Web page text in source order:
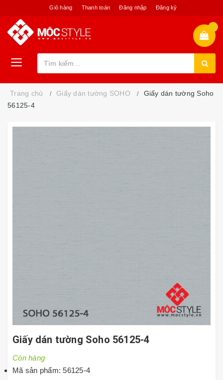
Giỏ hàng Thanh toán Đăng nhập Đăng ký
Trang chủ Giấy dán tường SOHO
Giấy dán tường Soho
56125-4
Giấy dán tường Soho 56125-4
Còn hàng
Mã sản phẩm: 56125-4